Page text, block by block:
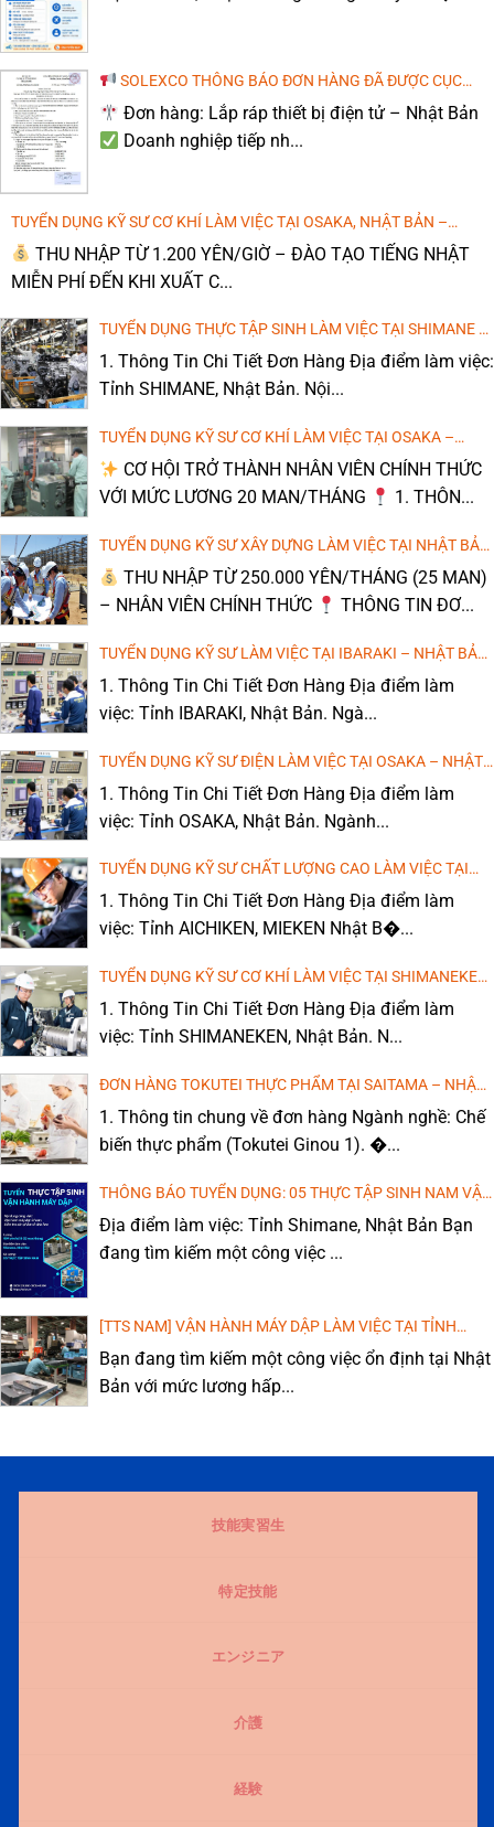
THI CÔNG THÁO DỞ NHÀ Ở – MIE, NHẬT BẢN
SOLEXCO THÔNG BÁO ĐƠN HÀNG ĐÃ ĐƯỢC CỤC
QUẢN LÝ LAO ĐỘNG NGOÀI NƯỚC CHẤP THUẬN
Đơn hàng: Lắp ráp thiết bị điện tử – Nhật Bản
Doanh nghiệp tiếp nh...
TUYỂN DỤNG KỸ SƯ CƠ KHÍ LÀM VIỆC TẠI OSAKA, NHẬT BẢN –
KHÔNG YÊU CẦU TIẾNG NHẬT KHI PHỎNG VẤN
THU NHẬP TỪ 1.200 YÊN/GIỜ – ĐÀO TẠO TIẾNG NHẬT
MIỄN PHÍ ĐẾN KHI XUẤT C...
TUYỂN DỤNG THỰC TẬP SINH LÀM VIỆC TẠI SHIMANE –
NHẬT BẢN (LƯƠNG CAO, MIỄN PHÍ ĐÀO TẠO TIẾNG)
1. Thông Tin Chi Tiết Đơn Hàng Địa điểm làm việc:
Tỉnh SHIMANE, Nhật Bản. Nội...
TUYỂN DỤNG KỸ SƯ CƠ KHÍ LÀM VIỆC TẠI OSAKA –
NHẬT BẢN (LƯƠNG CAO, MIỄN PHÍ ĐÀO TẠO TIẾNG)
CƠ HỘI TRỞ THÀNH NHÂN VIÊN CHÍNH THỨC
VỚI MỨC LƯƠNG 20 MAN/THÁNG
1. THÔN...
TUYỂN DỤNG KỸ SƯ XÂY DỰNG LÀM VIỆC TẠI NHẬT BẢN
– THU NHẬP CAO (ĐÀO TẠO TIẾNG NHẬT MIỄN PHÍ)
THU NHẬP TỪ 250.000 YÊN/THÁNG (25 MAN)
– NHÂN VIÊN CHÍNH THỨC
THÔNG TIN ĐƠ...
TUYỂN DỤNG KỸ SƯ LÀM VIỆC TẠI IBARAKI – NHẬT BẢN
(LƯƠNG CAO, MIỄN PHÍ ĐÀO TẠO TIẾNG)
1. Thông Tin Chi Tiết Đơn Hàng Địa điểm làm
việc: Tỉnh IBARAKI, Nhật Bản. Ngà...
TUYỂN DỤNG KỸ SƯ ĐIỆN LÀM VIỆC TẠI OSAKA – NHẬT
BẢN (LƯƠNG CAO, MIỄN PHÍ ĐÀO TẠO TIẾNG)
1. Thông Tin Chi Tiết Đơn Hàng Địa điểm làm
việc: Tỉnh OSAKA, Nhật Bản. Ngành...
TUYỂN DỤNG KỸ SƯ CHẤT LƯỢNG CAO LÀM VIỆC TẠI
AICHIKEN, MIEKEN – NHẬT BẢN
1. Thông Tin Chi Tiết Đơn Hàng Địa điểm làm
việc: Tỉnh AICHIKEN, MIEKEN Nhật B�...
TUYỂN DỤNG KỸ SƯ CƠ KHÍ LÀM VIỆC TẠI SHIMANEKEN
– NHẬT BẢN (LƯƠNG CAO, MIỄN PHÍ ĐÀO TẠO TIẾNG)
1. Thông Tin Chi Tiết Đơn Hàng Địa điểm làm
việc: Tỉnh SHIMANEKEN, Nhật Bản. N...
ĐƠN HÀNG TOKUTEI THỰC PHẨM TẠI SAITAMA – NHẬT
BẢN: CHI PHÍ THẤP, THU NHẬP CAO!
1. Thông tin chung về đơn hàng Ngành nghề: Chế
biến thực phẩm (Tokutei Ginou 1). �...
THÔNG BÁO TUYỂN DỤNG: 05 THỰC TẬP SINH NAM VẬN
HÀNH MÁY DẬP, DÁN KEO
Địa điểm làm việc: Tỉnh Shimane, Nhật Bản Bạn
đang tìm kiếm một công việc ...
[TTS NAM] VẬN HÀNH MÁY DẬP LÀM VIỆC TẠI TỈNH
WAKAYAMA, NHẬT BẢN
Bạn đang tìm kiếm một công việc ổn định tại Nhật
Bản với mức lương hấp...
技能実習生
特定技能
エンジニア
介護
経験